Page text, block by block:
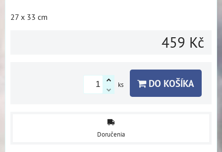
27 x 33 cm
459 Kč
ks DO KOŠÍKA
Doručenia